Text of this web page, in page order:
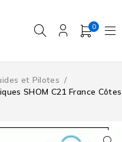
0
et Pilotes /
SHOM C21 France Côtes